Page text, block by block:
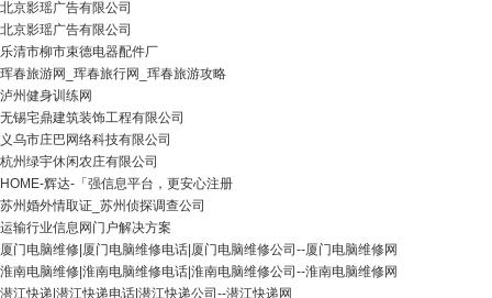
北京影瑶广告有限公司
北京影瑶广告有限公司
乐清市柳市束德电器配件厂
珲春旅游网_珲春旅行网_珲春旅游攻略
泸州健身训练网
无锡宅鼎建筑装饰工程有限公司
义乌市庄巴网络科技有限公司
杭州绿宇休闲农庄有限公司
HOME-辉达-「强信息平台，更安心注册
苏州婚外情取证_苏州侦探调查公司
运输行业信息网门户解决方案
厦门电脑维修|厦门电脑维修电话|厦门电脑维修公司--厦门电脑维修网
淮南电脑维修|淮南电脑维修电话|淮南电脑维修公司--淮南电脑维修网
潜江快递|潜江快递电话|潜江快递公司--潜江快递网